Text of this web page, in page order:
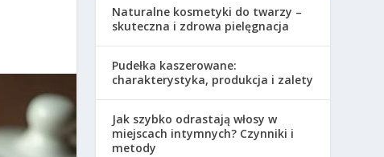
Naturalne kosmetyki do twarzy –
skuteczna i zdrowa pielęgnacja
Pudełka kaszerowane:
charakterystyka, produkcja i zalety
Jak szybko odrastają włosy w
miejscach intymnych? Czynniki i
metody